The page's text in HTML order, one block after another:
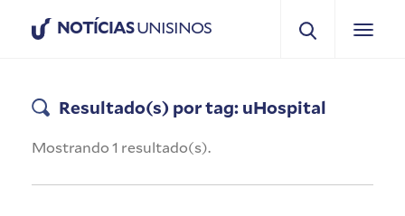
NOTÍCIASUNISINOS
Resultado(s) por tag: uHospital
Mostrando 1 resultado(s).